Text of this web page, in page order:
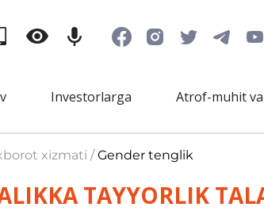
Investorlarga Atrof-muhit va
xizmati /Gender tenglik
TAYYORLIK